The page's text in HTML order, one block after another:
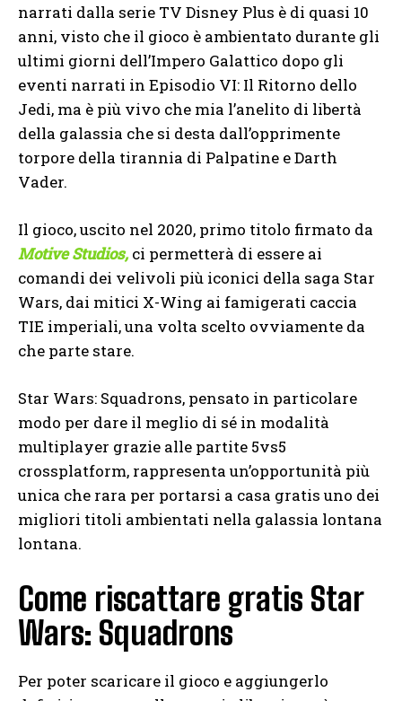
narrati dalla serie TV Disney Plus è di quasi 10
anni, visto che il gioco è ambientato durante gli
ultimi giorni dell’Impero Galattico dopo gli
eventi narrati in Episodio VI: Il Ritorno dello
Jedi, ma è più vivo che mia l’anelito di libertà
della galassia che si desta dall’opprimente
torpore della tirannia di Palpatine e Darth
Vader.
Il gioco, uscito nel 2020, primo titolo firmato da
Motive Studios,ci permetterà di essere ai
comandi dei velivoli più iconici della saga Star
Wars, dai mitici X-Wing ai famigerati caccia
TIE imperiali, una volta scelto ovviamente da
che parte stare.
Star Wars: Squadrons, pensato in particolare
modo per dare il meglio di sé in modalità
multiplayer grazie alle partite 5vs5
crossplatform, rappresenta un’opportunità più
unica che rara per portarsi a casa gratis uno dei
migliori titoli ambientati nella galassia lontana
lontana.
Come riscattare gratis Star
Wars: Squadrons
Per poter scaricare il gioco e aggiungerlo